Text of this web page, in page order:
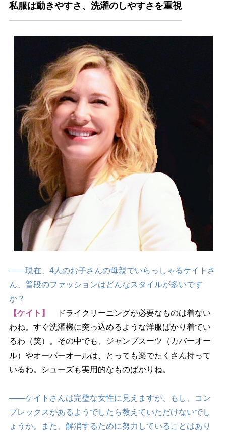
私服は動きやすさ、洗濯のしやすさを重視
――現在、4人のお子さんの母親でいらっしゃるケイトさ
ん、普段のファッションはどんなスタイルが多いです
か？
【ケイト】
ドライクリーニングが必要なものは着ない
わね。すぐ洗濯機に突っ込めるような洋服ばかり着てい
るわ（笑）。その中でも、ジャンプスーツ（カバーオー
ル）やオーバーオールは、とっても楽でたくさん持って
いるわ。シューズも実用的なものばかりね。
――ケイトさんは完璧な女性に見えますが、もし、コン
プレックスがあるようでしたら教えていただけないでし
ょうか。また、解消するために努力していることはあり